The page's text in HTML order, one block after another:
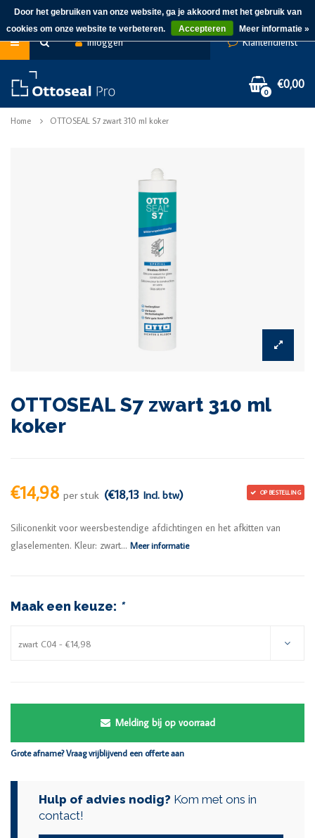
Inloggen Klantendienst
0
€0,00
Home OTTOSEAL S7 zwart 310 ml koker
OTTOSEAL S7 zwart 310 ml
koker
€14,98 per stuk (€18,13 Incl. btw) OP BESTELLING
Siliconenkit voor weersbestendige afdichtingen en het afkitten van
glaselementen. Kleur: zwart... Meer informatie
Maak een keuze: *
zwart C04 - €14,98
Melding bij op voorraad
Grote afname? Vraag vrijblijvend een offerte aan
Hulp of advies nodig? Kom met ons in
contact!
Door het gebruiken van onze website, ga je akkoord met het gebruik van
cookies om onze website te verbeteren.
Accepteren Meer informatie »